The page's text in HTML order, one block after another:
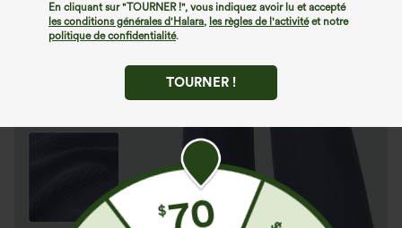
En cliquant sur "TOURNER !", vous indiquez avoir lu et accepté
les conditions générales d'Halara, les règles de l'activitéet notre
politique de confidentialité.
TOURNER !